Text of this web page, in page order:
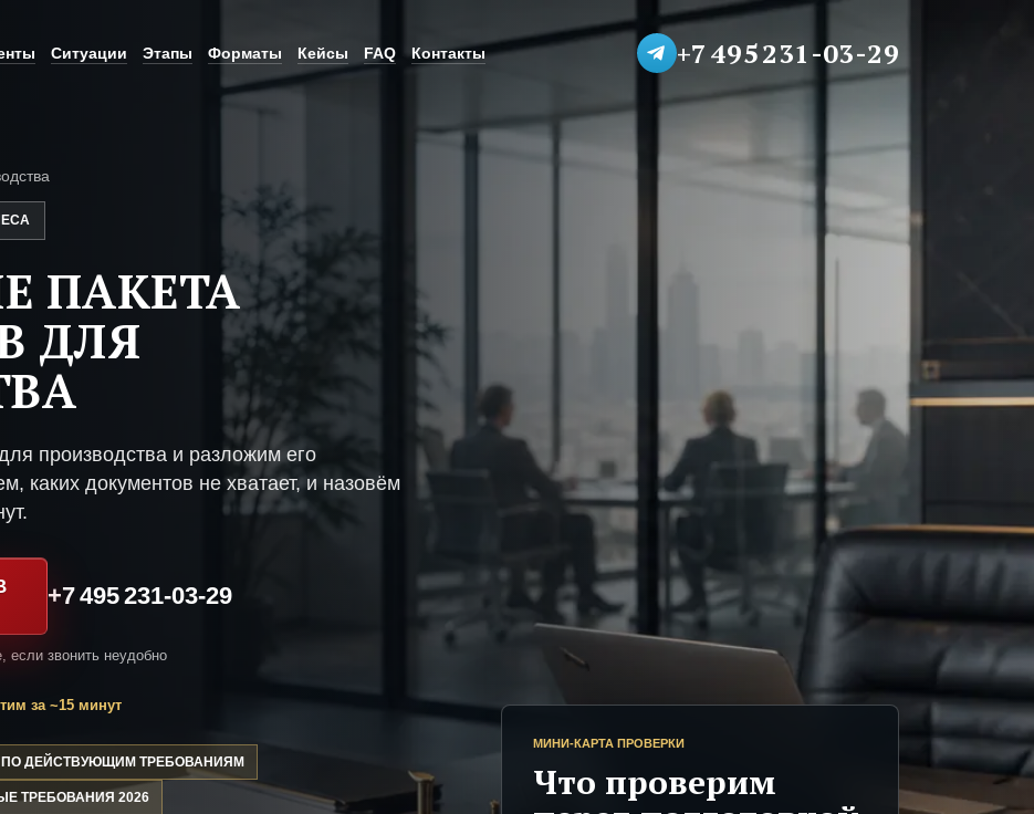
Ситуации Этапы Форматы Кейсы FAQ Контакты +7 495 231-03-29
ПАКЕТА
ДЛЯ
производства и разложим его
каких документов не хватает, и назовём
+7 495 231-03-29
если звонить неудобно
за ~15 минут
ПО ДЕЙСТВУЮЩИМ ТРЕБОВАНИЯМ
ТРЕБОВАНИЯ 2026
МИНИ-КАРТА ПРОВЕРКИ
Что проверим